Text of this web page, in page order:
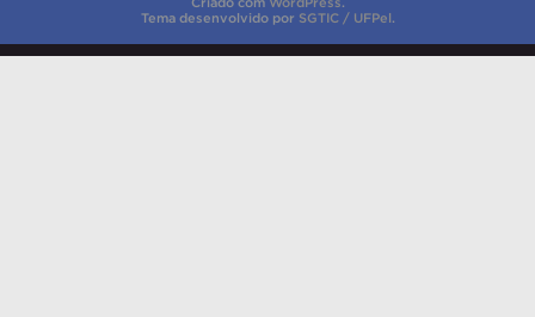
Tema desenvolvido por SGTIC / UFPel.